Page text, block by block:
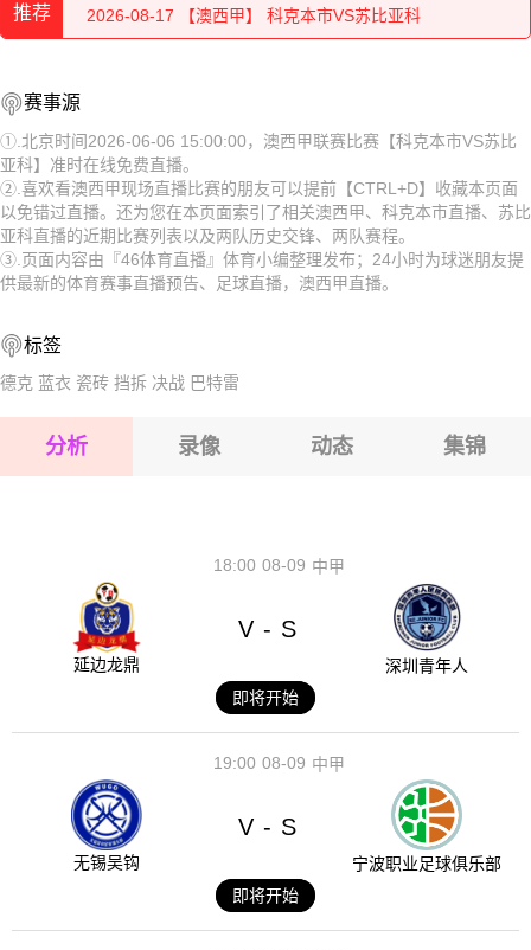
推荐 2026-08-17 【澳西甲】 科克本市VS苏比亚科
2026-08-17 【澳西甲】 科克本市VS苏比亚科
2026-08-17 【澳西甲】 科克本市VS苏比亚科
2026-08-17 【澳西甲】 科克本市VS苏比亚科
2026-08-17 【澳西甲】 科克本市VS苏比亚科
2026-08-17 【澳西甲】 科克本市VS苏比亚科
2026-08-17 【澳西甲】 科克本市VS苏比亚科
2026-08-17 【澳西甲】 科克本市VS苏比亚科
赛事源
①.北京时间2026-06-06 15:00:00，澳西甲联赛比赛【科克本市VS苏比
亚科】准时在线免费直播。
②.喜欢看澳西甲现场直播比赛的朋友可以提前【CTRL+D】收藏本页面
以免错过直播。还为您在本页面索引了相关澳西甲、科克本市直播、苏比
亚科直播的近期比赛列表以及两队历史交锋、两队赛程。
③.页面内容由『46体育直播』体育小编整理发布；24小时为球迷朋友提
供最新的体育赛事直播预告、足球直播，澳西甲直播。
标签
德克 蓝衣 瓷砖 挡拆 决战 巴特雷
分析 录像 动态 集锦
08-09
18:00 中甲
延边龙鼎
V - S
深圳青年人
即将开始
08-09
19:00 中甲
无锡吴钩
V - S
宁波职业足球俱乐部
即将开始